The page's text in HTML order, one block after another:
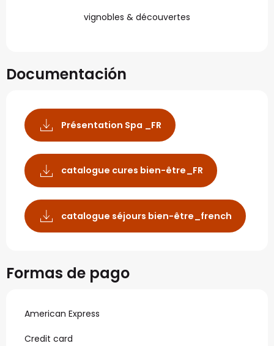
vignobles & découvertes
Documentación
Présentation Spa _FR
catalogue cures bien-être_FR
catalogue séjours bien-être_french
Formas de pago
American Express
Credit card